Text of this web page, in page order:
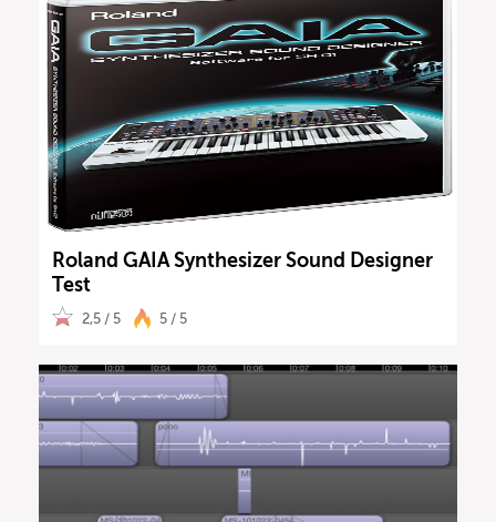
Roland GAIA Synthesizer Sound Designer
Test
2,5 / 5 5 / 5